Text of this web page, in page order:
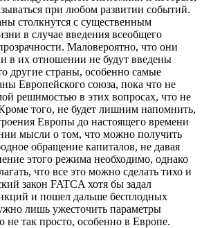
при любом развитии событий.
столкнутся с существенным
в случае введения всеобщего
Маловероятно, что они
в их отношении не будут введены
другие страны, особенно самые
Европейского союза, пока что не
решимостью в этих вопросах, что не
того, не будет лишним напомнить,
Европы до настоящего времени
мысли о том, что можно получить
обращение капиталов, не давая
этого режима необходимо, однако
что все это можно сделать тихо и
закон FATCA хотя бы задал
и пошел дальше бесплодных
лишь ужесточить параметры
так просто, особенно в Европе.